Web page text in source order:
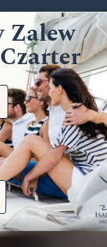
Zalew